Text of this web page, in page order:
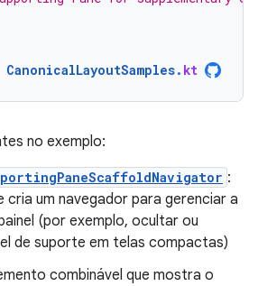
CanonicalLayoutSamples. kt
no exemplo:
:
cria um navegador para gerenciar a
(por exemplo, ocultar ou
de suporte em telas compactas)
combinável que mostra o